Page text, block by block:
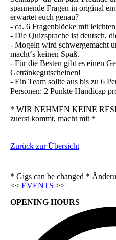
spannende Fragen in original
erwartet euch genau?
- ca. 6 Fragenblöcke mit
- Die Quizsprache ist deutsch,
- Mogeln wird schwergemacht
macht‘s keinen Spaß.
- Für die Besten gibt es einen
Getränkegutscheinen!
- Ein Team sollte aus bis zu 6
Personen: 2 Punkte Handicap
* WIR NEHMEN KEINE
zuerst kommt, macht mit *
Zurück zur Übersicht
* Gigs can be changed *
<< EVENTS >>
OPENING HOURS